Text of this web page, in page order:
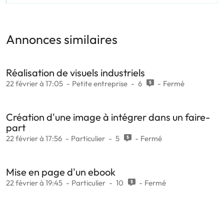
Annonces similaires
Réalisation de visuels industriels
22 février à 17:05 Petite entreprise 6 Fermé
Création d'une image à intégrer dans un faire-
part
22 février à 17:56 Particulier 5 Fermé
Mise en page d'un ebook
22 février à 19:45 Particulier 10 Fermé